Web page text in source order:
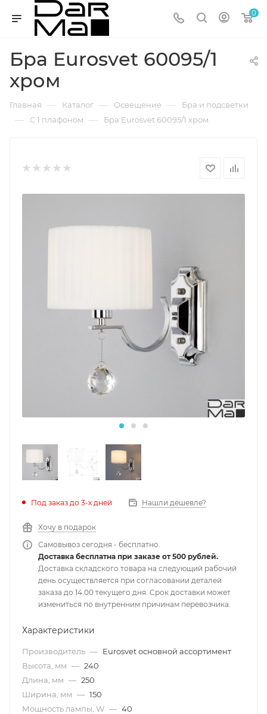
0
Бра Eurosvet 60095/1
хром
Главная — Каталог — Освещение — Бра и подсветки
— С 1 плафоном — Бра Eurosvet 60095/1 хром
Под заказ до 3-х дней Нашли дешевле?
Хочу в подарок
Самовывоз сегодня - бесплатно.
Доставка бесплатна при заказе от 500 рублей.
Доставка складского товара на следующий рабочий
день осуществляется при согласовании деталей
заказа до 14.00 текущего дня. Срок доставки может
измениться по внутренним причинам перевозчика.
Характеристики
Производитель — Eurosvet основной ассортимент
Высота, мм — 240
Длина, мм — 250
Ширина, мм — 150
Мощность лампы, W — 40